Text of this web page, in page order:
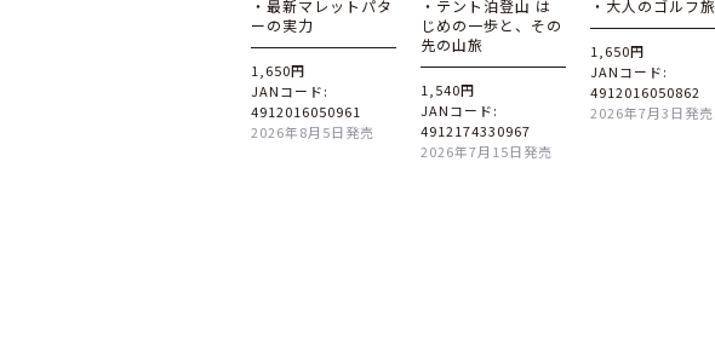
・最新マレットパタ
ーの実力
1,650円
JANコード:
4912016050961
2026年8月5日発売
・テント泊登山 は
じめの一歩と、その
先の山旅
1,540円
JANコード:
4912174330967
2026年7月15日発売
・大人のゴルフ旅
1,650円
JANコード:
4912016050862
2026年7月3日発売